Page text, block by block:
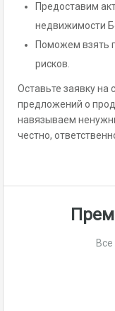
Предоставим
недвижимости
Поможем взять
рисков.
Оставьте заявку на
предложений о
навязываем
честно,